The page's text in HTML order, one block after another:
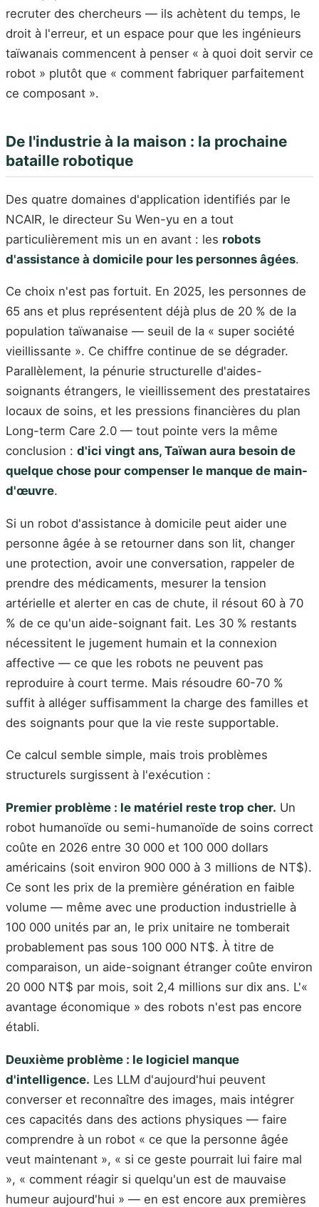
recruter des chercheurs — ils achètent du temps, le
droit à l'erreur, et un espace pour que les ingénieurs
taïwanais commencent à penser « à quoi doit servir ce
robot » plutôt que « comment fabriquer parfaitement
ce composant ».
De l'industrie à la maison : la prochaine
bataille robotique
Des quatre domaines d'application identifiés par le
NCAIR, le directeur Su Wen-yu en a tout
particulièrement mis un en avant : les robots
d'assistance à domicile pour les personnes âgées.
Ce choix n'est pas fortuit. En 2025, les personnes de
65 ans et plus représentent déjà plus de 20 % de la
population taïwanaise — seuil de la « super société
vieillissante ». Ce chiffre continue de se dégrader.
Parallèlement, la pénurie structurelle d'aides-
soignants étrangers, le vieillissement des prestataires
locaux de soins, et les pressions financières du plan
Long-term Care 2.0 — tout pointe vers la même
conclusion : d'ici vingt ans, Taïwan aura besoin de
quelque chose pour compenser le manque de main-
d'œuvre.
Si un robot d'assistance à domicile peut aider une
personne âgée à se retourner dans son lit, changer
une protection, avoir une conversation, rappeler de
prendre des médicaments, mesurer la tension
artérielle et alerter en cas de chute, il résout 60 à 70
% de ce qu'un aide-soignant fait. Les 30 % restants
nécessitent le jugement humain et la connexion
affective — ce que les robots ne peuvent pas
reproduire à court terme. Mais résoudre 60-70 %
suffit à alléger suffisamment la charge des familles et
des soignants pour que la vie reste supportable.
Ce calcul semble simple, mais trois problèmes
structurels surgissent à l'exécution :
Premier problème : le matériel reste trop cher. Un
robot humanoïde ou semi-humanoïde de soins correct
coûte en 2026 entre 30 000 et 100 000 dollars
américains (soit environ 900 000 à 3 millions de NT$).
Ce sont les prix de la première génération en faible
volume — même avec une production industrielle à
100 000 unités par an, le prix unitaire ne tomberait
probablement pas sous 100 000 NT$. À titre de
comparaison, un aide-soignant étranger coûte environ
20 000 NT$ par mois, soit 2,4 millions sur dix ans. L'«
avantage économique » des robots n'est pas encore
établi.
Deuxième problème : le logiciel manque
d'intelligence. Les LLM d'aujourd'hui peuvent
converser et reconnaître des images, mais intégrer
ces capacités dans des actions physiques — faire
comprendre à un robot « ce que la personne âgée
veut maintenant », « si ce geste pourrait lui faire mal
», « comment réagir si quelqu'un est de mauvaise
humeur aujourd'hui » — en est encore aux premières